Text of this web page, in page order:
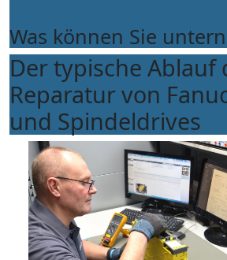
Was können Sie
Der typische Ablauf
Reparatur von
und Spindeldrives